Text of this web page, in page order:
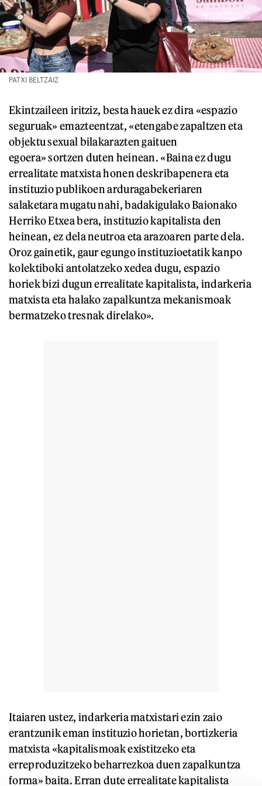
PATXI BELTZAIZ
Ekintzaileen iritziz, besta hauek ez dira «espazio
seguruak» emazteentzat, «etengabe zapaltzen eta
objektu sexual bilakarazten gaituen
egoera» sortzen duten heinean. «Baina ez dugu
errealitate matxista honen deskribapenera eta
instituzio publikoen arduragabekeriaren
salaketara mugatu nahi, badakigulako Baionako
Herriko Etxea bera, instituzio kapitalista den
heinean, ez dela neutroa eta arazoaren parte dela.
Oroz gainetik, gaur egungo instituzioetatik kanpo
kolektiboki antolatzeko xedea dugu, espazio
horiek bizi dugun errealitate kapitalista, indarkeria
matxista eta halako zapalkuntza mekanismoak
bermatzeko tresnak direlako».
Itaiaren ustez, indarkeria matxistari ezin zaio
erantzunik eman instituzio horietan, bortizkeria
matxista «kapitalismoak existitzeko eta
erreproduzitzeko beharrezkoa duen zapalkuntza
forma» baita. Erran dute errealitate kapitalista